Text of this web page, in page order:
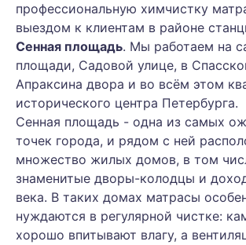
профессиональную химчистку
выездом к клиентам в районе
Сенная площадь. Мы работаем на
площади, Садовой улице, в
Апраксина двора и во всём этом
исторического центра Петербурга.
Сенная площадь - одна из самых
точек города, и рядом с ней
множество жилых домов, в том
знаменитые дворы-колодцы и
века. В таких домах матрасы
нуждаются в регулярной чистке:
хорошо впитывают влагу, а